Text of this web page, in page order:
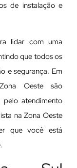
de instalação e
lidar com uma
que todos os
e segurança. Em
Oeste são
atendimento
na Zona Oeste
que você está